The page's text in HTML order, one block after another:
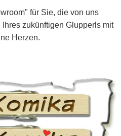
für Sie, die von uns
zukünftigen Glupperls mit
Herzen.